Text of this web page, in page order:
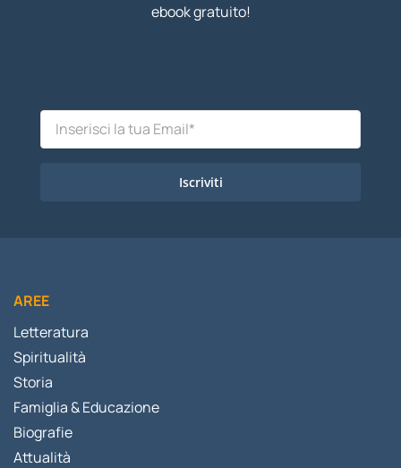
ebook gratuito!
Iscriviti
AREE
Letteratura
Spiritualità
Storia
Famiglia & Educazione
Biografie
Attualità